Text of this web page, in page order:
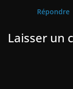
Répondre
Laisser un